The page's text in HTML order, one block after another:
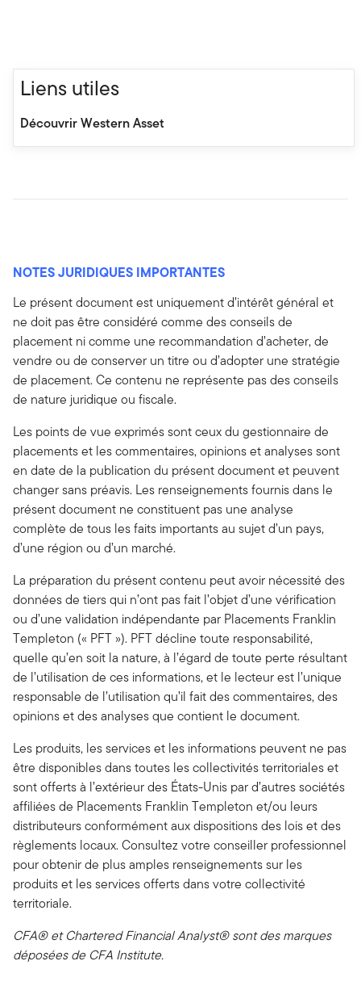
Liens utiles
Découvrir Western Asset
NOTES JURIDIQUES IMPORTANTES
Le présent document est uniquement d’intérêt général et
ne doit pas être considéré comme des conseils de
placement ni comme une recommandation d’acheter, de
vendre ou de conserver un titre ou d’adopter une stratégie
de placement. Ce contenu ne représente pas des conseils
de nature juridique ou fiscale.
Les points de vue exprimés sont ceux du gestionnaire de
placements et les commentaires, opinions et analyses sont
en date de la publication du présent document et peuvent
changer sans préavis. Les renseignements fournis dans le
présent document ne constituent pas une analyse
complète de tous les faits importants au sujet d’un pays,
d’une région ou d’un marché.
La préparation du présent contenu peut avoir nécessité des
données de tiers qui n’ont pas fait l’objet d’une vérification
ou d’une validation indépendante par Placements Franklin
Templeton (« PFT »). PFT décline toute responsabilité,
quelle qu’en soit la nature, à l’égard de toute perte résultant
de l’utilisation de ces informations, et le lecteur est l’unique
responsable de l’utilisation qu’il fait des commentaires, des
opinions et des analyses que contient le document.
Les produits, les services et les informations peuvent ne pas
être disponibles dans toutes les collectivités territoriales et
sont offerts à l’extérieur des États-Unis par d’autres sociétés
affiliées de Placements Franklin Templeton et/ou leurs
distributeurs conformément aux dispositions des lois et des
règlements locaux. Consultez votre conseiller professionnel
pour obtenir de plus amples renseignements sur les
produits et les services offerts dans votre collectivité
territoriale.
CFA® et Chartered Financial Analyst® sont des marques
déposées de CFA Institute.